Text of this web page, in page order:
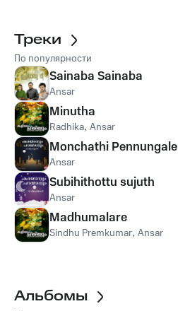
Треки
По популярности
Sainaba Sainaba
Ansar
Minutha
Radhika, Ansar
Monchathi Pennungale
Ansar
Subihithottu sujuth
Ansar
Madhumalare
Sindhu Premkumar, Ansar
Альбомы